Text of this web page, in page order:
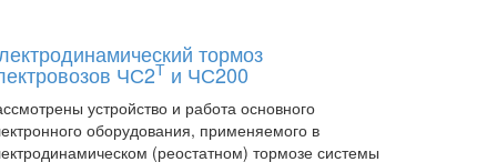
тормоз
ЧС2Т и ЧС200
устройство и работа основного
оборудования, применяемого в
(реостатном) тормозе системы